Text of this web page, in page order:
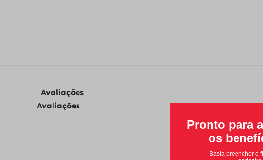
Avaliações
Avaliações